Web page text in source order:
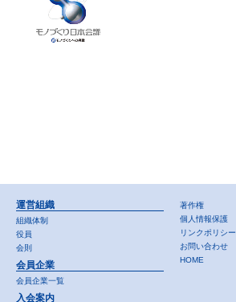
運営組織
組織体制
役員
会則
会員企業
会員企業一覧
入会案内
著作権
個人情報保護
リンクポリシー
お問い合わせ
HOME